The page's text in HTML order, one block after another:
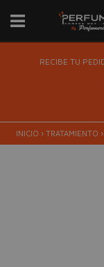
RECIBE TU
INICIO › TRATAMIENTO ›